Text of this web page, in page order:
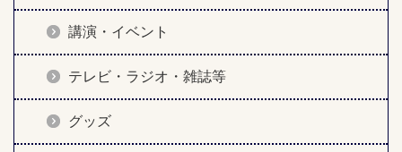
講演・イベント
テレビ・ラジオ・雑誌等
グッズ